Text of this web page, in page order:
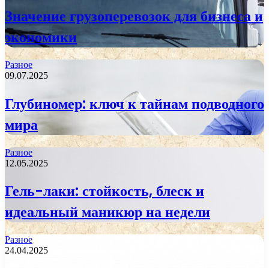
Значение грузоперевозок для бизнеса и
экономики
Разное
09.07.2025
Глубиномер: ключ к тайнам подводного
мира
Разное
12.05.2025
Гель-лаки: стойкость, блеск и
идеальный маникюр на недели
Разное
24.04.2025